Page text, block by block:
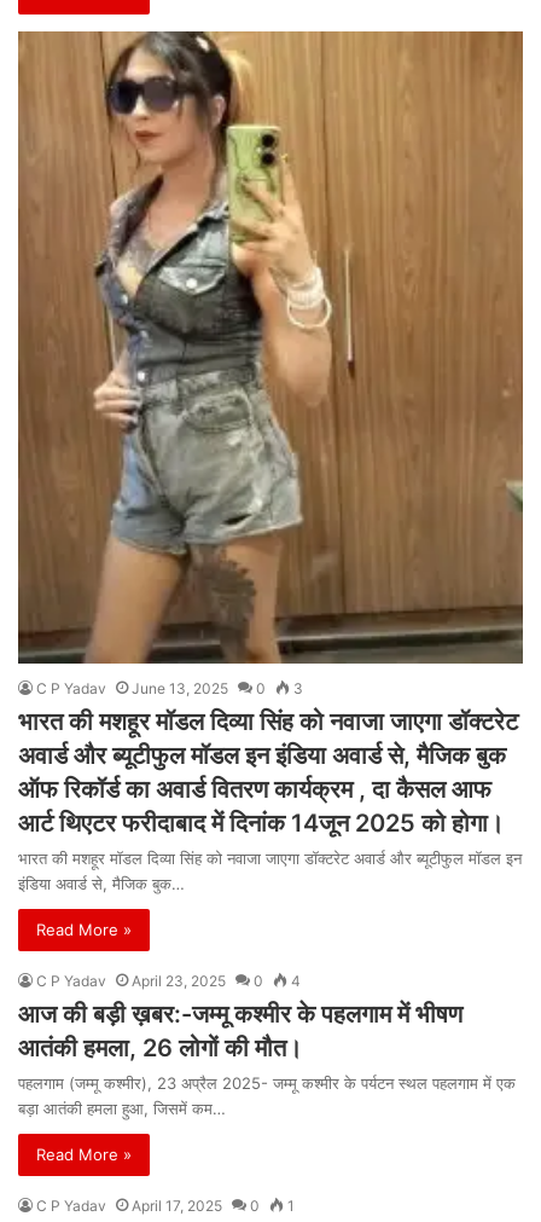
C P Yadav June 13, 2025 0 3
भारत की मशहूर मॉडल दिव्या सिंह को नवाजा जाएगा डॉक्टरेट
अवार्ड और ब्यूटीफुल मॉडल इन इंडिया अवार्ड से, मैजिक बुक
ऑफ रिकॉर्ड का अवार्ड वितरण कार्यक्रम , दा कैसल आफ
आर्ट थिएटर फरीदाबाद में दिनांक 14जून 2025 को होगा।
भारत की मशहूर मॉडल दिव्या सिंह को नवाजा जाएगा डॉक्टरेट अवार्ड और ब्यूटीफुल मॉडल इन
इंडिया अवार्ड से, मैजिक बुक…
Read More »
C P Yadav April 23, 2025 0 4
आज की बड़ी ख़बर:-जम्मू कश्मीर के पहलगाम में भीषण
आतंकी हमला, 26 लोगों की मौत।
पहलगाम (जम्मू कश्मीर), 23 अप्रैल 2025- जम्मू कश्मीर के पर्यटन स्थल पहलगाम में एक
बड़ा आतंकी हमला हुआ, जिसमें कम…
Read More »
C P Yadav April 17, 2025 0 1